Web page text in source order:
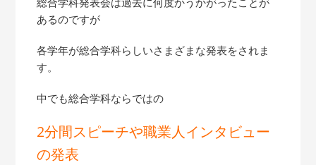
あるのですが
各学年が総合学科らしいさまざまな発表をされま
す。
中でも総合学科ならではの
2分間スピーチや職業人インタビュー
の発表